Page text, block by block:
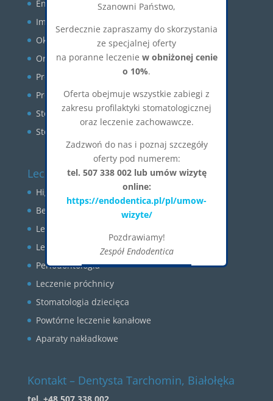
Endodoncja
Implantologia
Okluzja
Ortodoncja
Profilaktyka
Protetyka
Stomatologia estetyczna
Stomatologia zachowawcza
Leczenie
Higienizacja GBT
Bezbolesne leczenie zębów
Leczenie zębów w narkozie
Leczenie kanałowe pod mikroskopem
Periodontologia
Leczenie próchnicy
Stomatologia dziecięca
Powtórne leczenie kanałowe
Aparaty nakładkowe
Kontakt – Dentysta Tarchomin, Białołęka
Okienko zostanie zamknięte za:
Szanowni Państwo,
Serdecznie zapraszamy do skorzystania
ze specjalnej oferty
na poranne leczenie w obniżonej cenie
o 10%.
Oferta obejmuje wszystkie zabiegi z
zakresu profilaktyki stomatologicznej
oraz leczenie zachowawcze.
Zadzwoń do nas i poznaj szczegóły
oferty pod numerem:
tel. 507 338 002 lub umów wizytę
online:
https://endodentica.pl/pl/umow-
wizyte/
Pozdrawiamy!
Zespół Endodentica